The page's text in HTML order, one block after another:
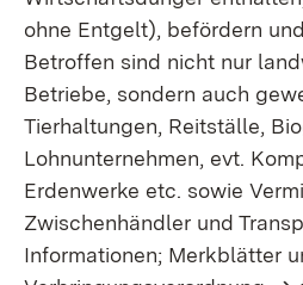
ohne Entgelt), befördern
Betroffen sind nicht nur
Betriebe, sondern auch
Tierhaltungen, Reitställe,
Lohnunternehmen, evt.
Erdenwerke etc. sowie
Zwischenhändler und
Informationen; Merkblätter